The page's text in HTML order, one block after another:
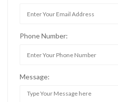
Phone Number:
Message: